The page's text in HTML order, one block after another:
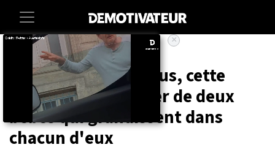
Societe Insolite
Née avec deux utérus, cette
femme va accoucher de deux
bébés qui grandissent dans
chacun d'eux
×